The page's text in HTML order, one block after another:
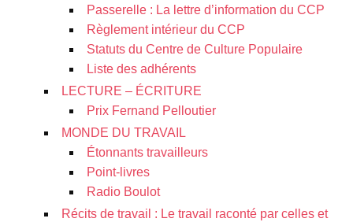
Passerelle : La lettre d’information du CCP
Règlement intérieur du CCP
Statuts du Centre de Culture Populaire
Liste des adhérents
LECTURE – ÉCRITURE
Prix Fernand Pelloutier
MONDE DU TRAVAIL
Étonnants travailleurs
Point-livres
Radio Boulot
Récits de travail : Le travail raconté par celles et